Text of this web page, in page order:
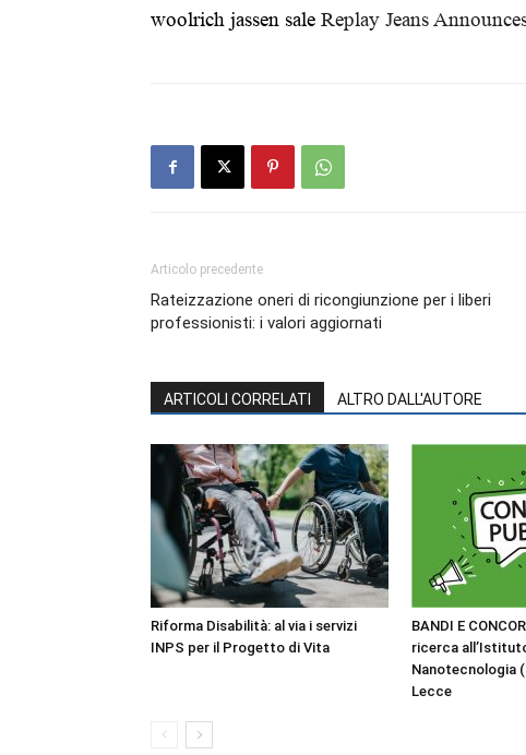
woolrich jassen sale Replay Jeans
Articolo precedente
Rateizzazione oneri di ricongiunzione per i liberi
professionisti: i valori aggiornati
ARTICOLI CORRELATI ALTRO DALL'AUTORE
Riforma Disabilità: al via i servizi
INPS per il Progetto di Vita
BANDI E
ricerca
Nanotecnologia
Lecce